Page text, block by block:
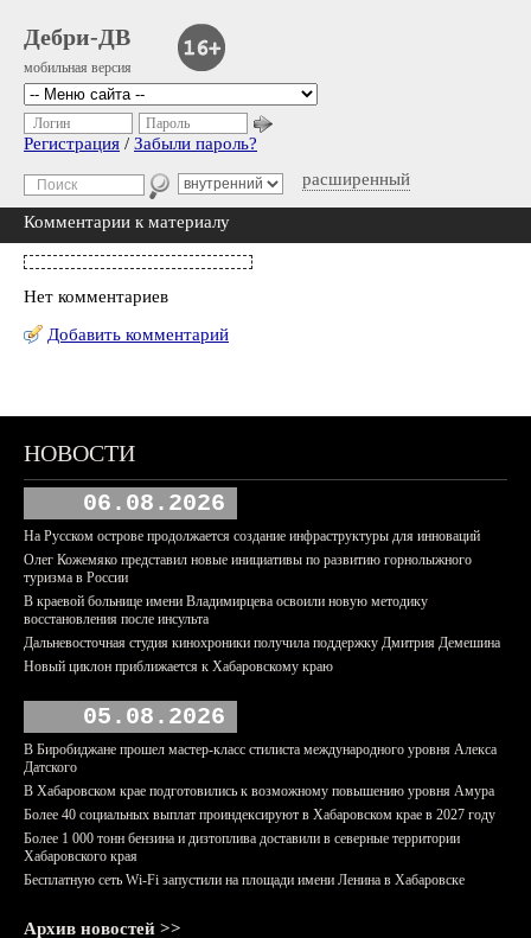
Дебри-ДВ
мобильная версия
расширенный
Логин Пароль
Регистрация / Забыли пароль?
Комментарии к материалу
Нет комментариев
Добавить комментарий
НОВОСТИ
06.08.2026
На Русском острове продолжается создание инфраструктуры для инноваций
Олег Кожемяко представил новые инициативы по развитию горнолыжного
туризма в России
В краевой больнице имени Владимирцева освоили новую методику
восстановления после инсульта
Дальневосточная студия кинохроники получила поддержку Дмитрия Демешина
Новый циклон приближается к Хабаровскому краю
05.08.2026
В Биробиджане прошел мастер-класс стилиста международного уровня Алекса
Датского
В Хабаровском крае подготовились к возможному повышению уровня Амура
Более 40 социальных выплат проиндексируют в Хабаровском крае в 2027 году
Более 1 000 тонн бензина и дизтоплива доставили в северные территории
Хабаровского края
Бесплатную сеть Wi-Fi запустили на площади имени Ленина в Хабаровске
Архив новостей >>